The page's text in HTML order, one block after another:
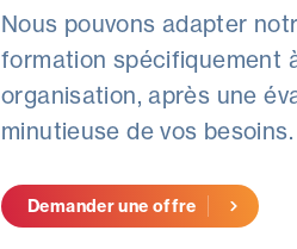
Nous pouvons adapter
formation spécifiquement
organisation, après une
minutieuse de vos besoins.
Demander une offre